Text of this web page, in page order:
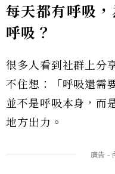
每天都有呼吸，
呼吸？
很多人看到社群上分
不住想：「呼吸還需
並不是呼吸本身，而
地方出力。